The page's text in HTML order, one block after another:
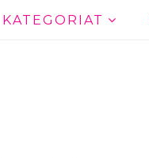
KATEGORIAT